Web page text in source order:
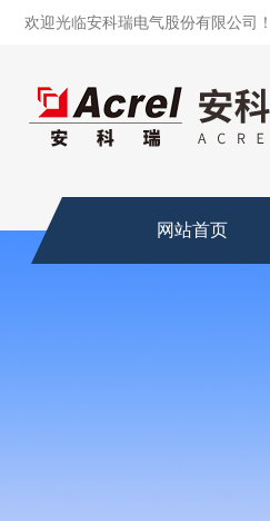
欢迎光临安科瑞电气股份有限公司！
网站首页